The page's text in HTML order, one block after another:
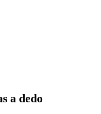
a dedo